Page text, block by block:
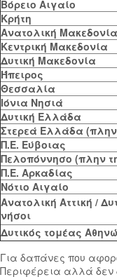
Βόρειο Αιγαίο
Κρήτη
Ανατολική
Κεντρική Μακεδονία
Δυτική Μακεδονία
Ήπειρος
Θεσσαλία
Ιόνια Νησιά
Δυτική Ελλάδα
Στερεά Ελλάδα (πλην
Π.Ε. Εύβοιας
Πελοπόννησο (πλην
Π.Ε. Αρκαδίας
Νότιο Αιγαίο
Ανατολική Αττική /
νήσοι
Δυτικός τομέας
Για δαπάνες που
Περιφέρεια αλλά δεν